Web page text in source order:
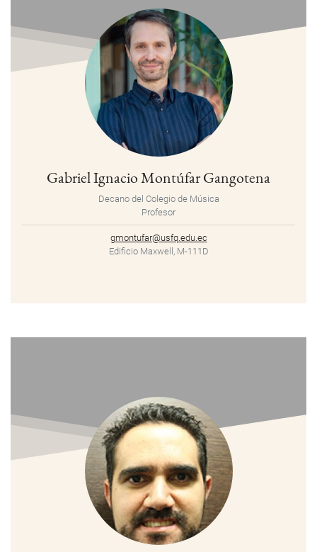
Gabriel Ignacio Montúfar Gangotena
Decano del Colegio de Música
Profesor
gmontufar@usfq.edu.ec
Edificio Maxwell, M-111D